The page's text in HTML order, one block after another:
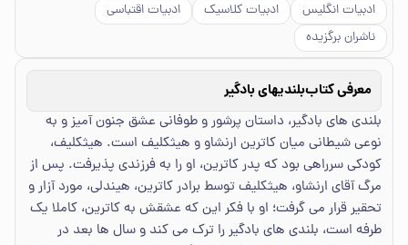
ادبیات انگلیس ادبیات کلاسیک
ادبیات اقتباسی
ناشران برگزیده
معرفی کتاببلندیهای بادگیر
بلندی های بادگیر، داستان پرشور و طوفانی عشق جنون آمیز و به
نوعی شیطانی میان کاترین ارنشاو و هیثکلیف است. هیثکلیف،
کودکی سرراهی بود که پدر کاترین، او را به فرزندی پذیرفت. پس از
مرگ آقای ارنشاو، هیثکلیف توسط برادر کاترین، هیندلی، مورد آزار و
تحقیر قرار می گرفت؛ او با فکر این که عشقش به کاترین، کاملا یک
طرفه است، بلندی های بادگیر را ترک می کند و سال ها بعد در